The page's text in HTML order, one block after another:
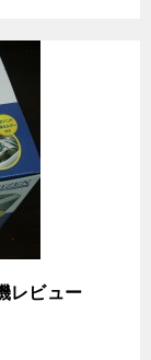
レビュー